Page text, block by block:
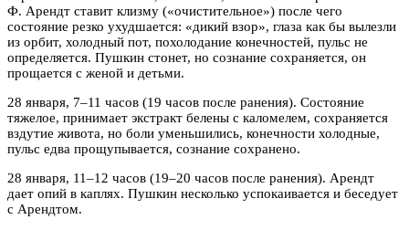
Ф. Арендт ставит клизму («очистительное») после чего
состояние резко ухудшается: «дикий взор», глаза как бы вылезли
из орбит, холодный пот, похолодание конечностей, пульс не
определяется. Пушкин стонет, но сознание сохраняется, он
прощается с женой и детьми.
28 января, 7–11 часов (19 часов после ранения). Состояние
тяжелое, принимает экстракт белены с каломелем, сохраняется
вздутие живота, но боли уменьшились, конечности холодные,
пульс едва прощупывается, сознание сохранено.
28 января, 11–12 часов (19–20 часов после ранения). Арендт
дает опий в каплях. Пушкин несколько успокаивается и беседует
с Арендтом.